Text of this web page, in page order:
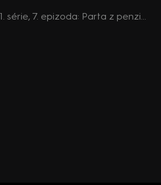
1. série, 7. epizoda: Parta z penzionu (7)